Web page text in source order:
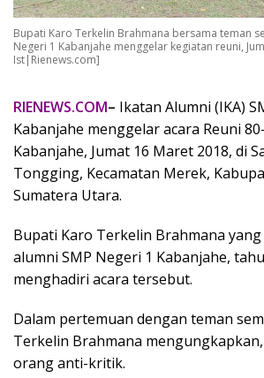
Bupati Karo Terkelin Brahmana bersama teman
Negeri 1 Kabanjahe menggelar kegiatan reuni,
Ist|Rienews.com]
RIENEWS.COM– Ikatan Alumni (IKA)
Kabanjahe menggelar acara Reuni
Kabanjahe, Jumat 16 Maret 2018, di
Tongging, Kecamatan Merek,
Sumatera Utara.
Bupati Karo Terkelin Brahmana
alumni SMP Negeri 1 Kabanjahe,
menghadiri acara tersebut.
Dalam pertemuan dengan teman
Terkelin Brahmana
orang anti-kritik.